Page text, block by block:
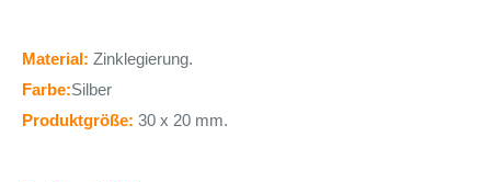
Material: Zinklegierung.
Farbe:Silber
Produktgröße: 30 x 20 mm.